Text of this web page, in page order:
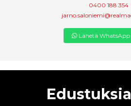
0400 188 354
Lähetä WhatsApp